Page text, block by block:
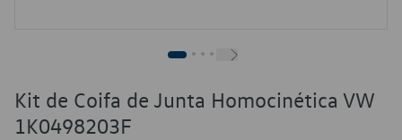
Kit de Coifa de Junta Homocinética VW
1K0498203F